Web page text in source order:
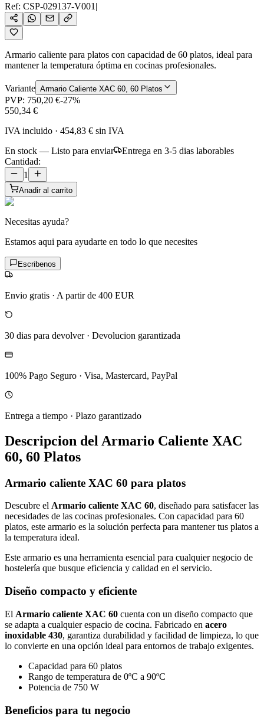
Ref: CSP-029137-V001 |
Armario caliente para platos con capacidad de 60 platos, ideal para
mantener la temperatura óptima en cocinas profesionales.
Variante Armario Caliente XAC 60, 60 Platos
PVP: 750,20 €-27%
550,34 €
IVA incluido · 454,83 € sin IVA
En stock — Listo para enviar
Entrega en 3-5 dias laborables
Cantidad:
1
Anadir al carrito
Necesitas ayuda?
Estamos aqui para ayudarte en todo lo que necesites
Escribenos
Envio gratis · A partir de 400 EUR
30 dias para devolver· Devolucion garantizada
100% Pago Seguro · Visa, Mastercard, PayPal
Entrega a tiempo · Plazo garantizado
Descripcion del Armario Caliente XAC
60, 60 Platos
Armario caliente XAC 60 para platos
Descubre el Armario caliente XAC 60, diseñado para satisfacer las
necesidades de las cocinas profesionales. Con capacidad para 60
platos, este armario es la solución perfecta para mantener tus platos a
la temperatura ideal.
Este armario es una herramienta esencial para cualquier negocio de
hostelería que busque eficiencia y calidad en el servicio.
Diseño compacto y eficiente
El Armario caliente XAC 60 cuenta con un diseño compacto que
se adapta a cualquier espacio de cocina. Fabricado en acero
inoxidable 430, garantiza durabilidad y facilidad de limpieza, lo que
lo convierte en una opción ideal para entornos de trabajo exigentes.
Capacidad para 60 platos
Rango de temperatura de 0ºC a 90ºC
Potencia de 750 W
Beneficios para tu negocio